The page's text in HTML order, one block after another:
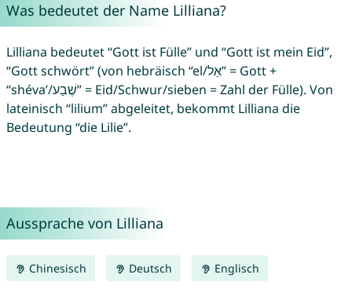
Was bedeutet der Name Lilliana?
Lilliana bedeutet “Gott ist Fülle” und “Gott ist mein Eid”,
“Gott schwört” (von hebräisch “el/אֵל” = Gott +
“shéva’/שֶׁבַע” = Eid/Schwur/sieben = Zahl der Fülle). Von
lateinisch “lilium” abgeleitet, bekommt Lilliana die
Bedeutung “die Lilie”.
Aussprache von Lilliana
Chinesisch Deutsch Englisch